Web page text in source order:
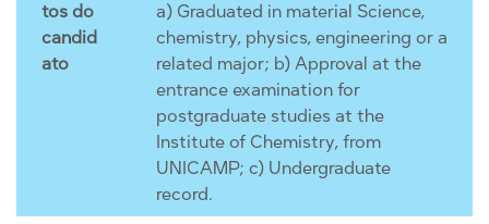
tos do
candid
ato
a) Graduated in material Science,
chemistry, physics, engineering or a
related major; b) Approval at the
entrance examination for
postgraduate studies at the
Institute of Chemistry, from
UNICAMP; c) Undergraduate
record.